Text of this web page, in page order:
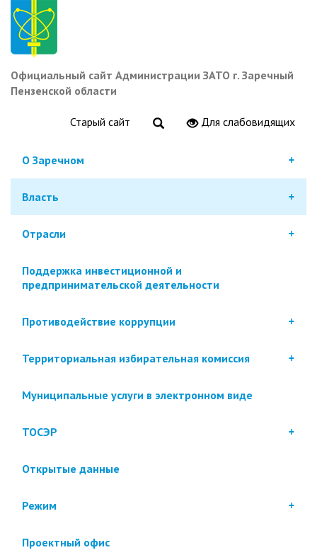
Перейти
основному
содержанию
Официальный сайт Администрации ЗАТО г. Заречный
Пензенской области
Старый сайт Для слабовидящих
О Заречном
Власть
Отрасли
Поддержка инвестиционной и
предпринимательской деятельности
Противодействие коррупции
Территориальная избирательная комиссия
Муниципальные услуги в электронном виде
ТОСЭР
Открытые данные
Режим
Проектный офис